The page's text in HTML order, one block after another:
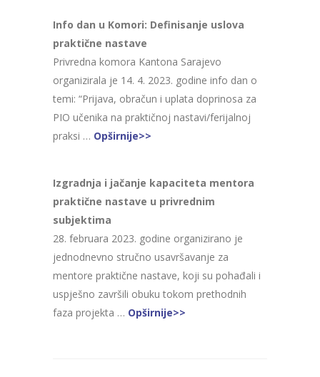
Info dan u Komori: Definisanje uslova
praktične nastave
Privredna komora Kantona Sarajevo
organizirala je 14. 4. 2023. godine info dan o
temi: “Prijava, obračun i uplata doprinosa za
PIO učenika na praktičnoj nastavi/ferijalnoj
praksi … Opširnije>>
Izgradnja i jačanje kapaciteta mentora
praktične nastave u privrednim
subjektima
28. februara 2023. godine organizirano je
jednodnevno stručno usavršavanje za
mentore praktične nastave, koji su pohađali i
uspješno završili obuku tokom prethodnih
faza projekta … Opširnije>>